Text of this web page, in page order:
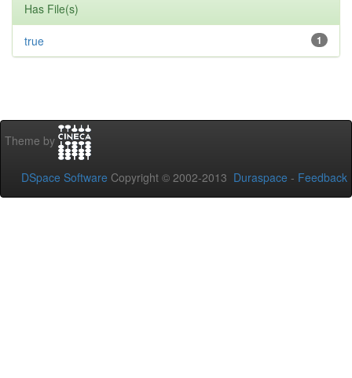
Has File(s)
1
true
Theme by
DSpace Software Copyright © 2002-2013 Duraspace - Feedback